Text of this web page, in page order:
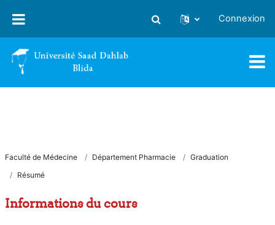
Activer/désactiver la saisie
Connexion
Faculté de Médecine Département Pharmacie
Graduation
Résumé
Informations du cours